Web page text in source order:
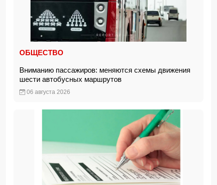
ОБЩЕСТВО
Вниманию пассажиров: меняются схемы движения
шести автобусных маршрутов
06 августа 2026